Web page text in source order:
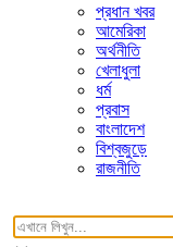
প্রধান খবর
আমেরিকা
অর্থনীতি
খেলাধুলা
ধর্ম
প্রবাস
বাংলাদেশ
বিশ্বজুড়ে
রাজনীতি